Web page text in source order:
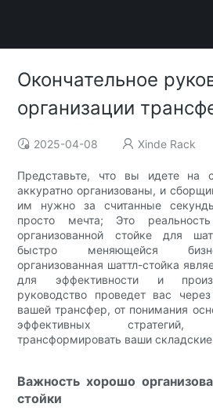
Окончательное
организации
2025-04-08 Xinde Rack
Представьте, что вы идете на
аккуратно организованы, и
им нужно за считанные
просто мечта; Это
организованной стойке для
быстро меняющейся
организованная шаттл-стойка
для эффективности и
руководство проведет вас
вашей трансфер, от понимания
эффективных
трансформировать ваши
Важность хорошо
стойки